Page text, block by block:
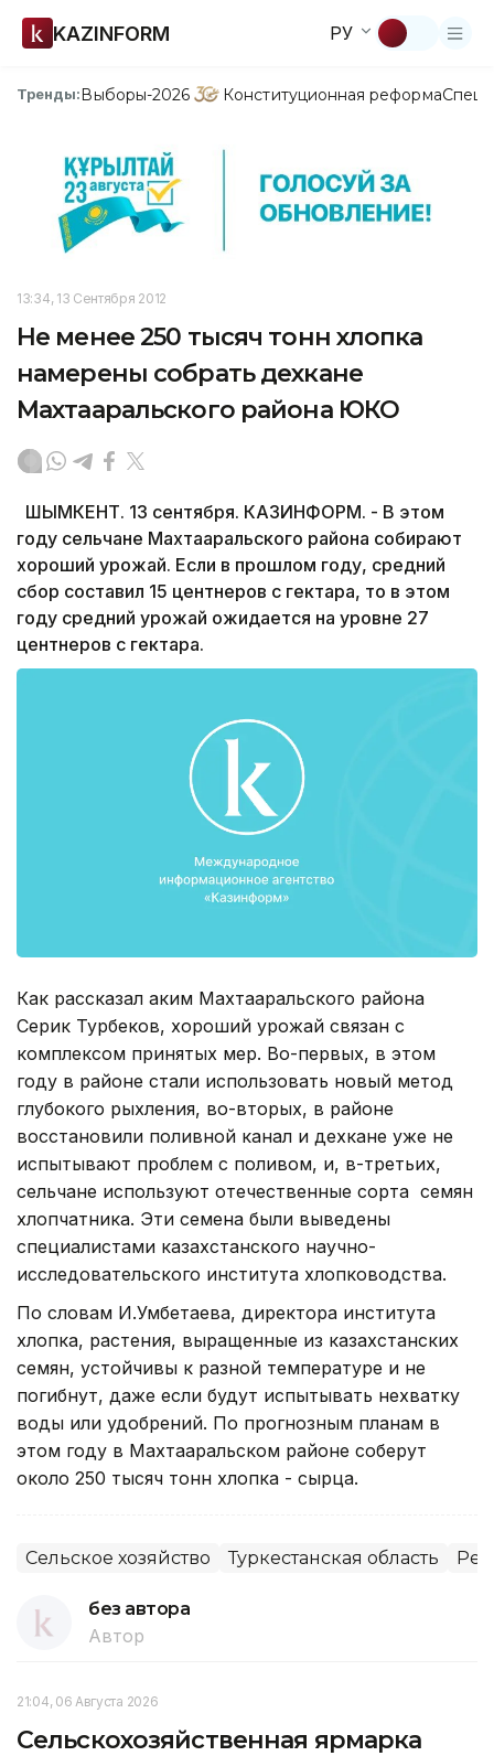
KAZINFORM РУ
Тренды:Выборы-2026 Конституционная реформа
13:34, 13 Сентября 2012
Не менее 250 тысяч тонн хлопка
намерены собрать дехкане
Махтааральского района ЮКО
ШЫМКЕНТ. 13 сентября. КАЗИНФОРМ. - В этом
году сельчане Махтааральского района собирают
хороший урожай. Если в прошлом году, средний
сбор составил 15 центнеров с гектара, то в этом
году средний урожай ожидается на уровне 27
центнеров с гектара.
Как рассказал аким Махтааральского района
Серик Турбеков, хороший урожай связан с
комплексом принятых мер. Во-первых, в этом
году в районе стали использовать новый метод
глубокого рыхления, во-вторых, в районе
восстановили поливной канал и дехкане уже не
испытывают проблем с поливом, и, в-третьих,
сельчане используют отечественные сорта семян
хлопчатника. Эти семена были выведены
специалистами казахстанского научно-
исследовательского института хлопководства.
По словам И.Умбетаева, директора института
хлопка, растения, выращенные из казахстанских
семян, устойчивы к разной температуре и не
погибнут, даже если будут испытывать нехватку
воды или удобрений. По прогнозным планам в
этом году в Махтааральском районе соберут
около 250 тысяч тонн хлопка - сырца.
Сельское хозяйство Туркестанская область
без автора
Автор
21:04, 06 Августа 2026
Сельскохозяйственная ярмарка